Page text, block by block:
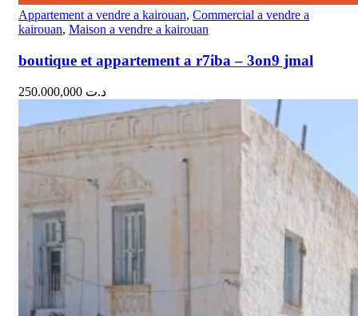
Appartement a vendre a kairouan, Commercial a vendre a
kairouan, Maison a vendre a kairouan
boutique et appartement a r7iba – 3on9 jmal
د.ت